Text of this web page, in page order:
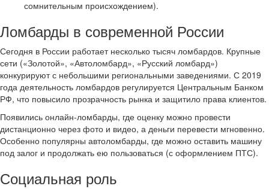
сомнительным происхождением).
Ломбарды в современной России
Сегодня в России работает несколько тысяч ломбардов. Крупные
сети («Золотой», «Автоломбард», «Русский ломбард»)
конкурируют с небольшими региональными заведениями. С 2019
года деятельность ломбардов регулируется Центральным Банком
РФ, что повысило прозрачность рынка и защитило права клиентов.
Появились онлайн-ломбарды, где оценку можно провести
дистанционно через фото и видео, а деньги перевести мгновенно.
Особенно популярны автоломбарды, где можно оставить машину
под залог и продолжать ею пользоваться (с оформлением ПТС).
Социальная роль